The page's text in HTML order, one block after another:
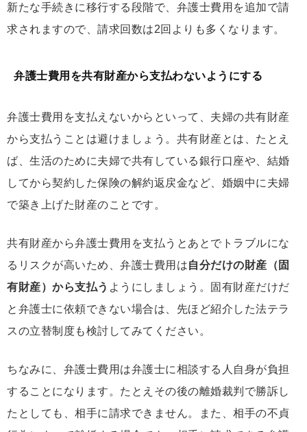
新たな手続きに移行する段階で、弁護士費用を追加で請
求されますので、請求回数は2回よりも多くなります。
弁護士費用を共有財産から支払わないようにする
弁護士費用を支払えないからといって、夫婦の共有財産
から支払うことは避けましょう。共有財産とは、たとえ
ば、生活のために夫婦で共有している銀行口座や、結婚
してから契約した保険の解約返戻金など、婚姻中に夫婦
で築き上げた財産のことです。
共有財産から弁護士費用を支払うとあとでトラブルにな
るリスクが高いため、弁護士費用は自分だけの財産（固
有財産）から支払う ようにしましょう。固有財産だけだ
と弁護士に依頼できない場合は、先ほど紹介した法テラ
スの立替制度も検討してみてください。
ちなみに、弁護士費用は弁護士に相談する人自身が負担
することになります。たとえその後の離婚裁判で勝訴し
たとしても、相手に請求できません。また、相手の不貞